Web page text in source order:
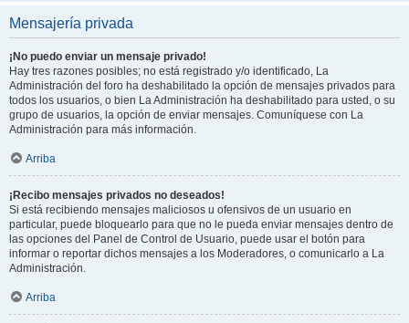
Mensajería privada
¡No puedo enviar un mensaje privado!
Hay tres razones posibles; no está registrado y/o identificado, La
Administración del foro ha deshabilitado la opción de mensajes privados para
todos los usuarios, o bien La Administración ha deshabilitado para usted, o su
grupo de usuarios, la opción de enviar mensajes. Comuníquese con La
Administración para más información.
Arriba
¡Recibo mensajes privados no deseados!
Si está recibiendo mensajes maliciosos u ofensivos de un usuario en
particular, puede bloquearlo para que no le pueda enviar mensajes dentro de
las opciones del Panel de Control de Usuario, puede usar el botón para
informar o reportar dichos mensajes a los Moderadores, o comunicarlo a La
Administración.
Arriba